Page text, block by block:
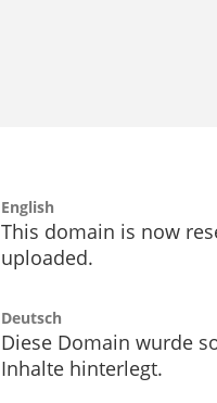
English
This domain is now
uploaded.
Deutsch
Diese Domain wurde
Inhalte hinterlegt.